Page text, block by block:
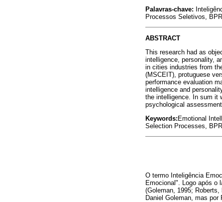
Palavras-chave:
Processos Seletivos,
ABSTRACT
This research had as
intelligence, personality,
in cities industries from
(MSCEIT), protuguese
performance evaluation
intelligence and
the intelligence. In sum it
psychological
Keywords: Emotional
Selection Processes,
O termo Inteligência
Emocional". Logo após o
(Goleman, 1995;
Daniel Goleman, mas por